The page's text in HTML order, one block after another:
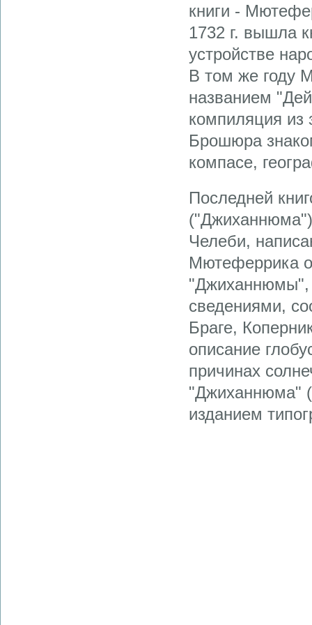
книги -
1732 г. вышла
устройстве
В том же году
названием
компиляция из
Брошюра
компасе,
Последней
("Джиханнюма")
Челеби,
Мютеферрика
"Джиханнюмы",
сведениями,
Браге,
описание
причинах
"Джиханнюма"
изданием